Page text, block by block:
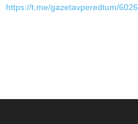
https://t.me/gazetavperedtum/6026